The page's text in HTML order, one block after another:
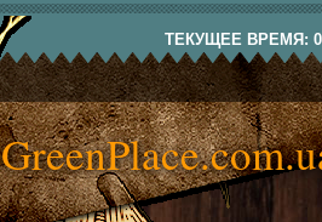
ТЕКУЩЕЕ ВРЕМЯ: